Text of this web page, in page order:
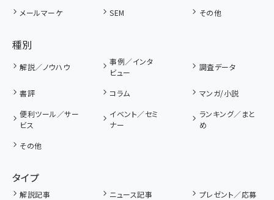
メールマーケ
SEM その他
種別
解説／ノウハウ
事例／インタ
ビュー
調査データ
書評 コラム
マンガ/小説
便利ツール／サー
ビス
イベント／セミ
ナー
ランキング／まと
め
その他
タイプ
解説記事 ニュース記事
プレゼント／応募